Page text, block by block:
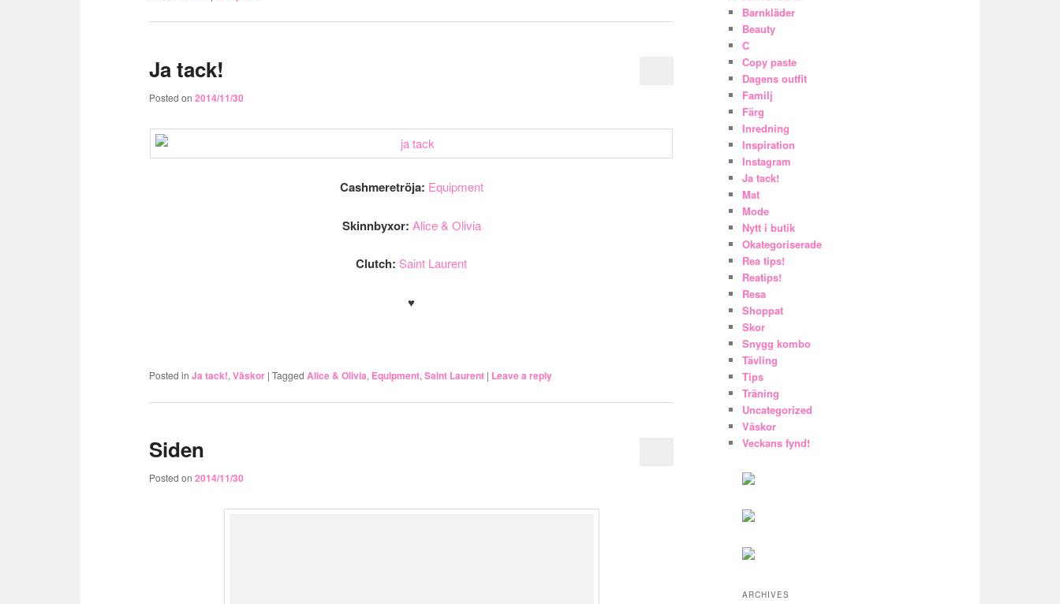
Ja tack!
Posted on 2014/11/30
Cashmeretröja: Equipment
Skinnbyxor: Alice & Olivia
Clutch: Saint Laurent
♥
Posted in Ja tack!, Väskor | Tagged Alice & Olivia, Equipment, Saint Laurent | Leave a reply
Siden
Posted on 2014/11/30
Barnkläder
Beauty
C
Copy paste
Dagens outfit
Familj
Färg
Inredning
Inspiration
Instagram
Ja tack!
Mat
Mode
Nytt i butik
Okategoriserade
Rea tips!
Reatips!
Resa
Shoppat
Skor
Snygg kombo
Tävling
Tips
Träning
Uncategorized
Väskor
Veckans fynd!
ARCHIVES